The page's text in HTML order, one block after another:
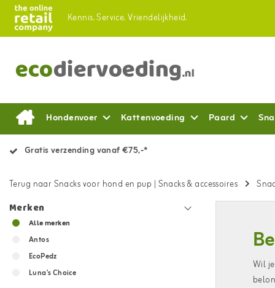
Kennis.Service.Vriendelijkheid.
Hondenvoer Kattenvoeding Paard
Gratis verzending vanaf €75,-*
Terug naar Snacks voor hond en pup | Snacks & accessoires
Merken
Alle merken
Antos
EcoPedz
Luna's Choice
Wil